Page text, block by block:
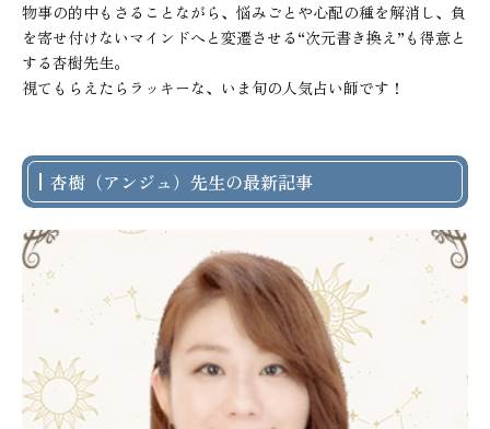
物事の的中もさることながら、悩みごとや心配の種を解消し、負
を寄せ付けないマインドへと変遷させる“次元書き換え”も得意と
する杏樹先生。
視てもらえたらラッキーな、いま旬の人気占い師です！
杏樹（アンジュ）先生の最新記事